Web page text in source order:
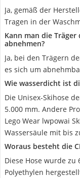
Ja, gemäß der
Tragen in der
Kann man die Träger
abnehmen?
Ja, bei den Trägern
es sich um
Wie wasserdicht ist
Die Unisex-Skihose
5.000 mm. Andere
Lego Wear lwpowai
Wassersäule mit bis
Woraus besteht die
Diese Hose wurde zu
Polyethylen